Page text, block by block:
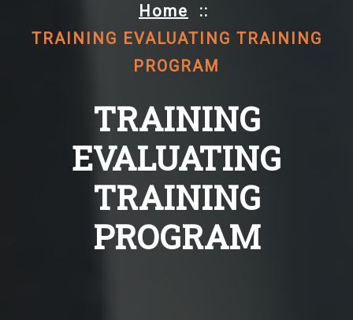
Home ::
TRAINING EVALUATING TRAINING
PROGRAM
TRAINING
EVALUATING
TRAINING
PROGRAM